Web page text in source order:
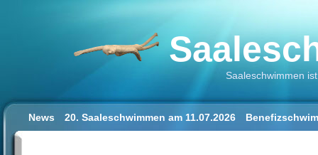
Saaleschwimmen
News 20. Saaleschwimmen am 11.07.2026